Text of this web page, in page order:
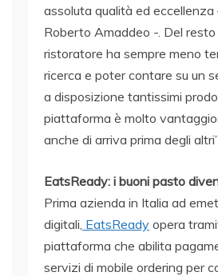
assoluta qualità ed eccellenza
Roberto Amaddeo -. Del resto
ristoratore ha sempre meno
ricerca e poter contare su un
a disposizione tantissimi
piattaforma è molto
anche di arriva prima degli altri”.
EatsReady: i buoni pasto
Prima azienda in Italia ad
digitali, EatsReady opera
piattaforma che abilita
servizi di mobile ordering per